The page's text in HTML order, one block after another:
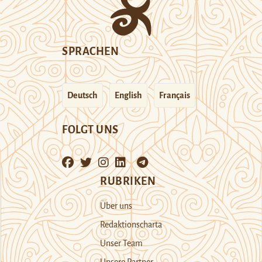
SPRACHEN
Deutsch English Français
FOLGT UNS
RUBRIKEN
Über uns
Redaktionscharta
Unser Team